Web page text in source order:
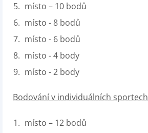
místo – 10 bodů
místo - 8 bodů
místo - 6 bodů
místo - 4 body
místo - 2 body
Bodování v individuálních sportech
místo – 12 bodů